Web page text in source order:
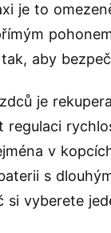
je to
aby
je
regulaci
v
s
si vyberete